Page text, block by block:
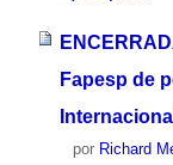
Fapesp de
Internacional
por Richard